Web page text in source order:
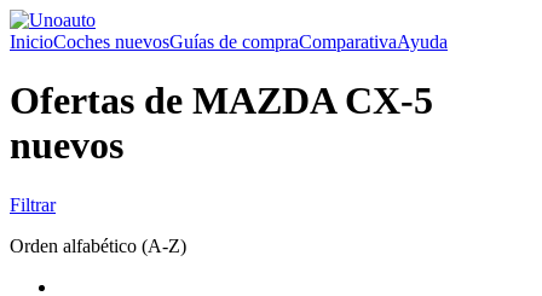
InicioCoches nuevosGuías de compraComparativaAyuda
Ofertas de MAZDA CX-5
nuevos
Filtrar
Orden alfabético (A-Z)